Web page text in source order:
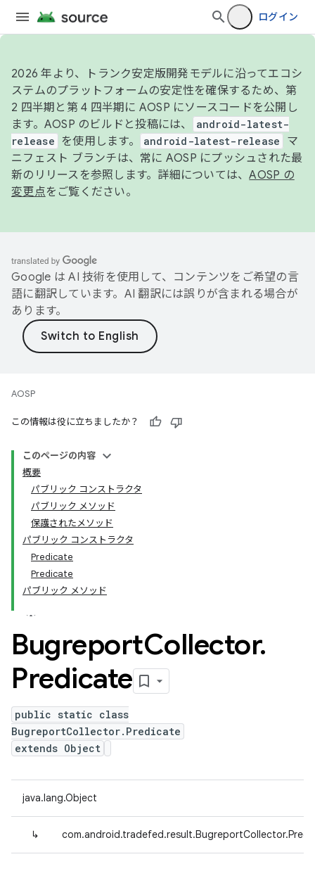
ログイン
2026 年より、トランク安定版開発モデルに沿ってエコシ
ステムのプラットフォームの安定性を確保するため、第
2 四半期と第 4 四半期に AOSP にソースコードを公開し
ます。AOSP のビルドと投稿には、
android-latest-
release
を使用します。 android-latest-release
マ
ニフェスト ブランチは、常に AOSP にプッシュされた最
新のリリースを参照します。詳細については、AOSP の
変更点をご覧ください。
Google は AI 技術を使用して、コンテンツをご希望の言
語に翻訳しています。AI 翻訳には誤りが含まれる場合が
あります。
AOSP
この情報は役に立ちましたか？
このページの内容
概要
パブリック コンストラクタ
パブリック メソッド
保護されたメソッド
パブリック コンストラクタ
Predicate
Predicate
パブリック メソッド
BugreportCollector.
Predicate
public static class
BugreportCollector.Predicate
extends Object
java.lang.Object
↳